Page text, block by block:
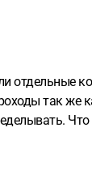
отдельные
так же